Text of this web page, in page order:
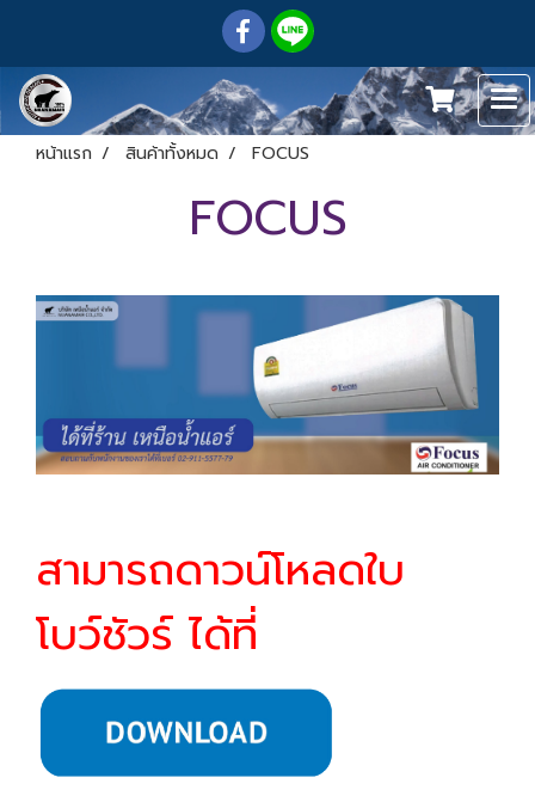
หน้าแรก สินค้าทั้งหมด FOCUS
FOCUS
สามารถดาวน์โหลดใบ
โบว์ชัวร์ ได้ที่